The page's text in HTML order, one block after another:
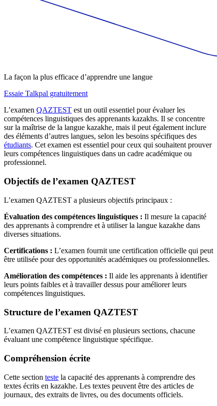
La façon la plus efficace d’apprendre une langue
Essaie Talkpal gratuitement
L’examen QAZTEST est un outil essentiel pour évaluer les
compétences linguistiques des apprenants kazakhs. Il se concentre
sur la maîtrise de la langue kazakhe, mais il peut également inclure
des éléments d’autres langues, selon les besoins spécifiques des
étudiants. Cet examen est essentiel pour ceux qui souhaitent prouver
leurs compétences linguistiques dans un cadre académique ou
professionnel.
Objectifs de l’examen QAZTEST
L’examen QAZTEST a plusieurs objectifs principaux :
Évaluation des compétences linguistiques : Il mesure la capacité
des apprenants à comprendre et à utiliser la langue kazakhe dans
diverses situations.
Certifications : L’examen fournit une certification officielle qui peut
être utilisée pour des opportunités académiques ou professionnelles.
Amélioration des compétences : Il aide les apprenants à identifier
leurs points faibles et à travailler dessus pour améliorer leurs
compétences linguistiques.
Structure de l’examen QAZTEST
L’examen QAZTEST est divisé en plusieurs sections, chacune
évaluant une compétence linguistique spécifique.
Compréhension écrite
Cette section teste la capacité des apprenants à comprendre des
textes écrits en kazakhe. Les textes peuvent être des articles de
journaux, des extraits de livres, ou des documents officiels.